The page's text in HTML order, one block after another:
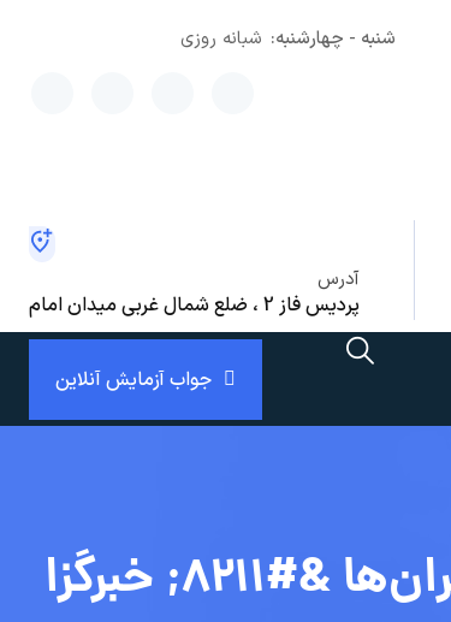
شنبه - چهارشنبه: شبانه روزی
آدرس
پردیس فاز 2 ، ضلع شمال غربی میدان امام
جواب آزمایش آنلاین
تأمین تجهیزات حیاتی، پشتوانه تاب‌آوری نظام سلامت در بحران‌ها &#۸۲۱۱; خبرگزا